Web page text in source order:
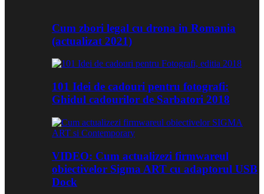
Cum zbori legal cu drona in Romania
(actualizat 2021)
101 Idei de cadouri pentru fotografi:
Ghidul cadourilor de Sarbatori 2018
VIDEO: Cum actualizezi firmwareul
obiectivelor Sigma ART cu adaptorul USB
Dock